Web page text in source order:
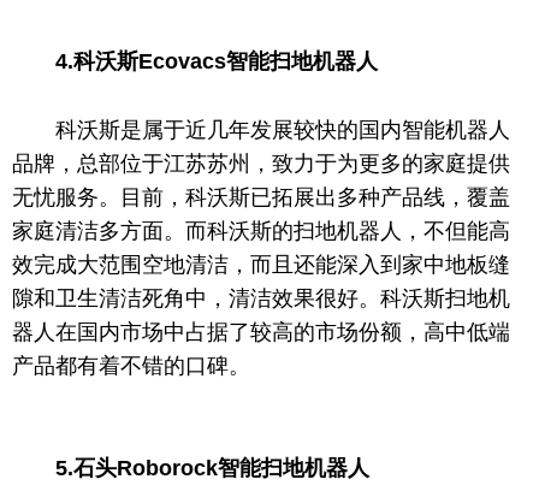
4.科沃斯Ecovacs智能扫地机器人
科沃斯是属于近 几年发展较快的国内智能机器人
品牌，总部位于江苏苏州，致力于为更多的家庭提供
无忧服务。目前，科沃斯已拓展出多种产品线，覆盖
家庭清洁多方面。而科沃斯的扫地机器人，不但能高
效完成大范围空地清洁，而且还能深入到家中地板缝
隙和卫生清洁死角中，清洁效果很好。科沃斯扫地机
器人在国内市场中占据了较高的市场份额，高中低端
产品都有着不错的口碑。
5.石头Roborock智能扫地机器人